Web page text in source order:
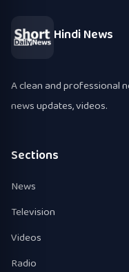
Hindi News
A clean and professional
news updates, videos.
Sections
News
Television
Videos
Radio